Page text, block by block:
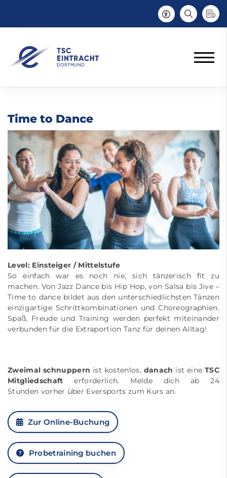
Time to Dance
Level: Einsteiger / Mittelstufe
So einfach war es noch nie, sich tänzerisch fit zu
machen. Von Jazz Dance bis Hip Hop, von Salsa bis Jive –
Time to dance bildet aus den unterschiedlichsten Tänzen
einzigartige Schrittkombinationen und Choreographien.
Spaß, Freude und Training werden perfekt miteinander
verbunden für die Extraportion Tanz für deinen Alltag!
Zweimal schnuppern ist kostenlos, danach ist eineTSC
Mitgliedschaft erforderlich. Melde dich ab 24
Stunden vorher über Eversports zum Kurs an.
Zur Online-Buchung
Probetraining buchen